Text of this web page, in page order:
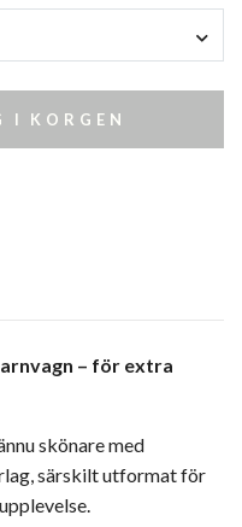
I KORGEN
– för extra
skönare med
särskilt utformat för